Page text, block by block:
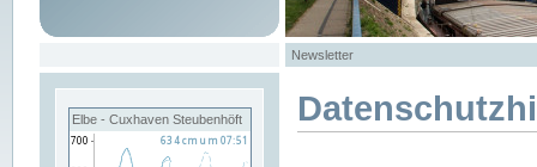
Newsletter
Elbe - Cuxhaven Steubenhöft